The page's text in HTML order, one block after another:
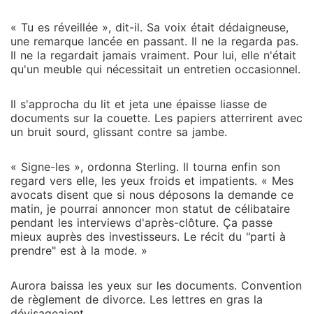
« Tu es réveillée », dit-il. Sa voix était dédaigneuse,
une remarque lancée en passant. Il ne la regarda pas.
Il ne la regardait jamais vraiment. Pour lui, elle n'était
qu'un meuble qui nécessitait un entretien occasionnel.
Il s'approcha du lit et jeta une épaisse liasse de
documents sur la couette. Les papiers atterrirent avec
un bruit sourd, glissant contre sa jambe.
« Signe-les », ordonna Sterling. Il tourna enfin son
regard vers elle, les yeux froids et impatients. « Mes
avocats disent que si nous déposons la demande ce
matin, je pourrai annoncer mon statut de célibataire
pendant les interviews d'après-clôture. Ça passe
mieux auprès des investisseurs. Le récit du "parti à
prendre" est à la mode. »
Aurora baissa les yeux sur les documents. Convention
de règlement de divorce. Les lettres en gras la